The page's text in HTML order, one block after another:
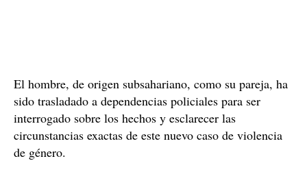
El hombre, de origen subsahariano, como su pareja, ha
sido trasladado a dependencias policiales para ser
interrogado sobre los hechos y esclarecer las
circunstancias exactas de este nuevo caso de violencia
de género.